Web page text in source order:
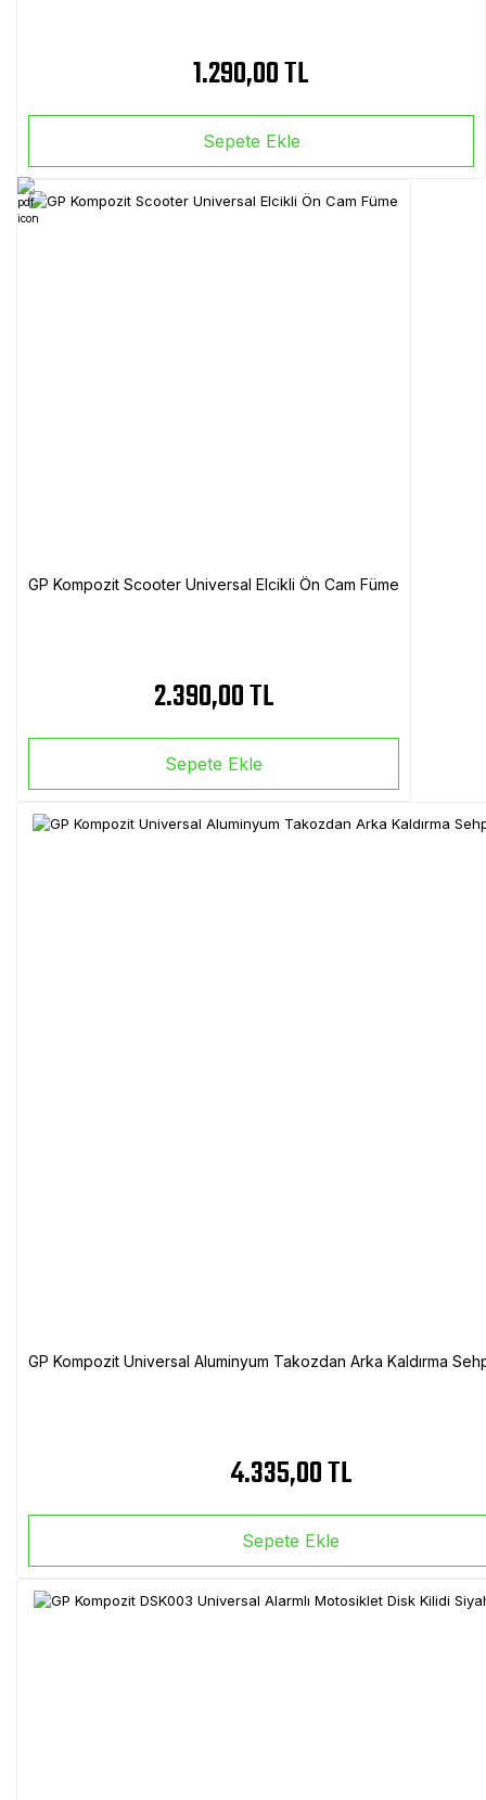
1.290,00 TL
Sepete Ekle
GP Kompozit Scooter Universal Elcikli Ön Cam Füme
2.390,00 TL
Sepete Ekle
GP Kompozit Universal Aluminyum Takozdan Arka Kaldırma
4.335,00 TL
Sepete Ekle